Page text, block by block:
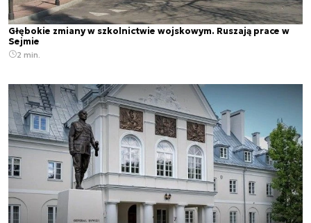
Głębokie zmiany w szkolnictwie wojskowym. Ruszają prace w
Sejmie
2 min.